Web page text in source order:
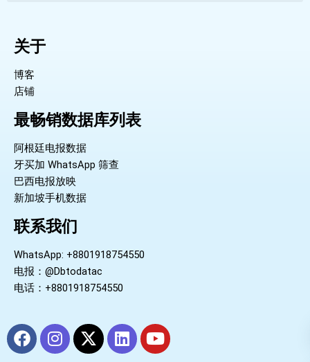
关于
博客
店铺
最畅销数据库列表
阿根廷电报数据
牙买加 WhatsApp 筛查
巴西电报放映
新加坡手机数据
联系我们
WhatsApp: +8801918754550
电报：@Dbtodatac
电话：+8801918754550
F
a
I
n
X
-
L
i
Y
o